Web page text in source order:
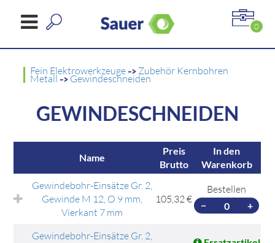
0
Fein Elektrowerkzeuge-> Zubehör Kernbohren
Metall-> Gewindeschneiden
GEWINDESCHNEIDEN
Name
Preis
Brutto
In den
Warenkorb
Gewindebohr-Einsätze Gr. 2,
Gewinde M 12, Ø 9 mm,
Vierkant 7 mm
105,32 €
Bestellen
− +
Gewindebohr-Einsätze Gr. 2,